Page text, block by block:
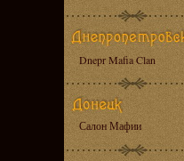
Dnepr Mafia Clan
Салон Мафии